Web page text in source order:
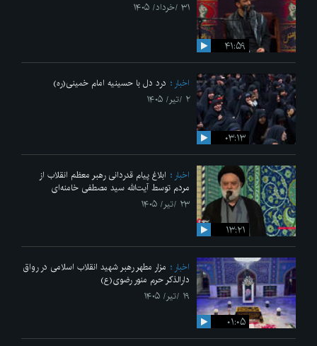
۴۱:۵۹
۳۱ /خرداد/ ۱۴۰۵
۰۳:۱۳
اخبار
درد دل با حسینیه امام خمینی(ره)
۲ /تیر/ ۱۴۰۵
۱۳:۲۱
اخبار
ابلاغ پیام قدردانی رهبر معظم انقلاب از
مردم توسط آیت‌الله سید مصطفی خامنه‌ای
۲۳ /تیر/ ۱۴۰۵
۰۱:۰۵
اخبار
مزار مطهر رهبر شهید انقلاب اسلامی در رواق
دارالذکر حرم منور رضوی(ع)
۱۹ /تیر/ ۱۴۰۵